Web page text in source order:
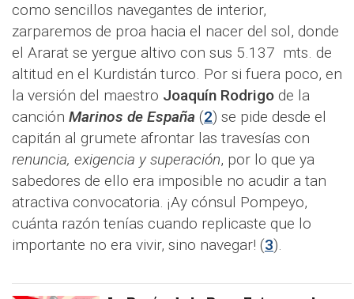
como sencillos navegantes de interior,
zarparemos de proa hacia el nacer del sol, donde
el Ararat se yergue altivo con sus 5.137 mts. de
altitud en el Kurdistán turco. Por si fuera poco, en
la versión del maestro Joaquín Rodrigo de la
canción Marinos de España (2) se pide desde el
capitán al grumete afrontar las travesías con
renuncia, exigencia y superación, por lo que ya
sabedores de ello era imposible no acudir a tan
atractiva convocatoria. ¡Ay cónsul Pompeyo,
cuánta razón tenías cuando replicaste que lo
importante no era vivir, sino navegar! (3).